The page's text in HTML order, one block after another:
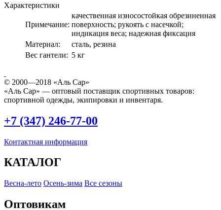
Характеристики
Примечание:
качественная износостойкая обрезиненная
поверхность; рукоять с насечкой;
индикация веса; надежная фиксация
Материал:
сталь, резина
Вес гантели: 5 кг
© 2000—2018 «Аль Сар»
«Аль Сар» — оптовый поставщик спортивных товаров:
спортивной одежды, экипировки и инвентаря.
+7 (347) 246-77-00
Контактная информация
КАТАЛОГ
Весна-лето Осень-зима Все сезоны
Оптовикам